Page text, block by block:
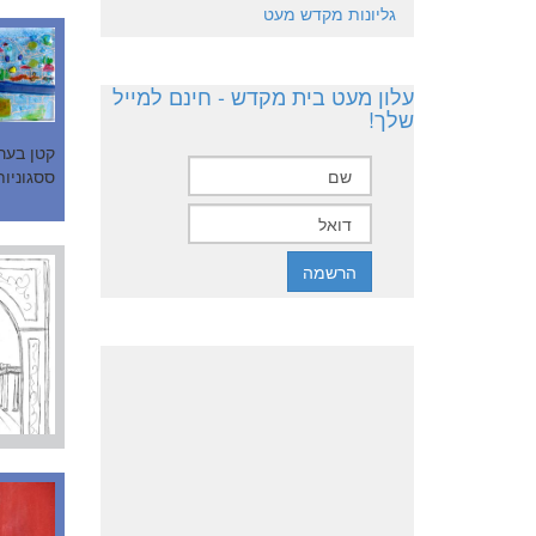
קטן
גליונות מקדש מעט
עלון מעט בית מקדש - חינם למייל
שלך!